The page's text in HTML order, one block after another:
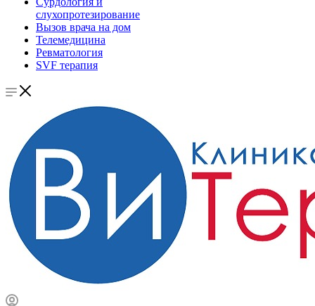
слухопротезирование
Вызов врача на дом
Телемедицина
Ревматология
SVF терапия